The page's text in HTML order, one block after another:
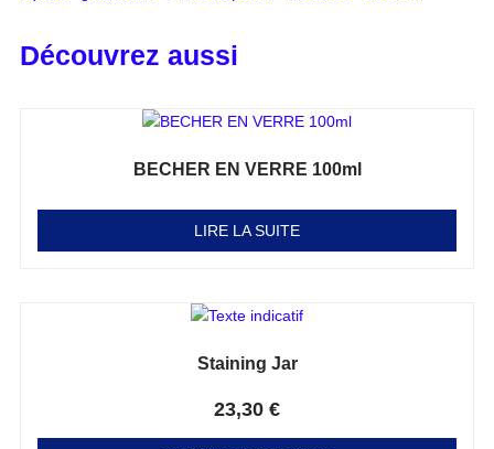
Découvrez aussi
BECHER EN VERRE 100ml
LIRE LA SUITE
Staining Jar
23,30 €